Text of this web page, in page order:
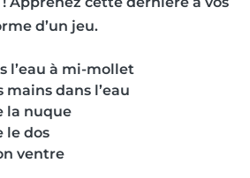
d’un jeu.
l’eau à mi-mollet
mains dans l’eau
la nuque
le dos
ventre